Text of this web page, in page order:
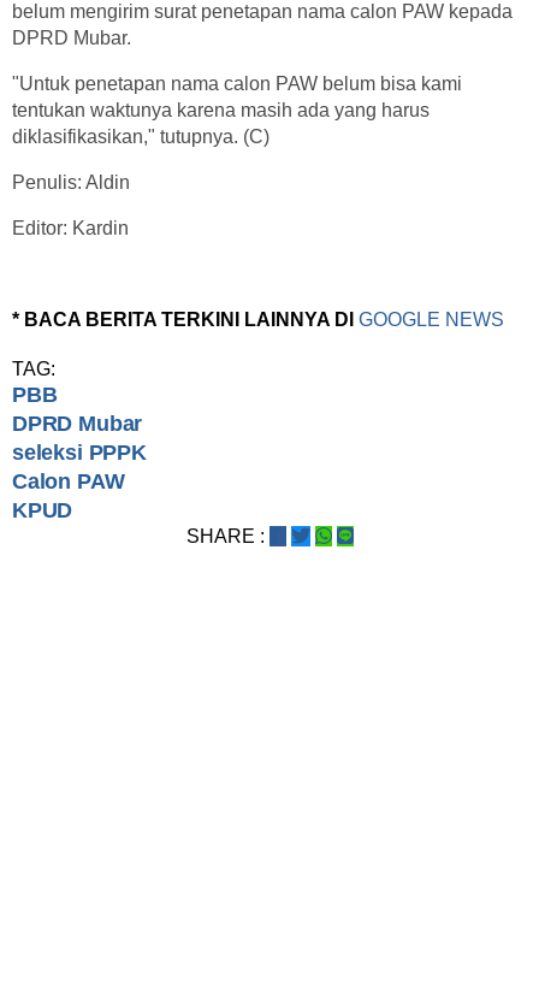
belum mengirim surat penetapan nama calon PAW kepada
DPRD Mubar.
"Untuk penetapan nama calon PAW belum bisa kami
tentukan waktunya karena masih ada yang harus
diklasifikasikan," tutupnya. (C)
Penulis: Aldin
Editor: Kardin
* BACA BERITA TERKINI LAINNYA DI GOOGLE NEWS
TAG:
PBB
DPRD Mubar
seleksi PPPK
Calon PAW
KPUD
SHARE :